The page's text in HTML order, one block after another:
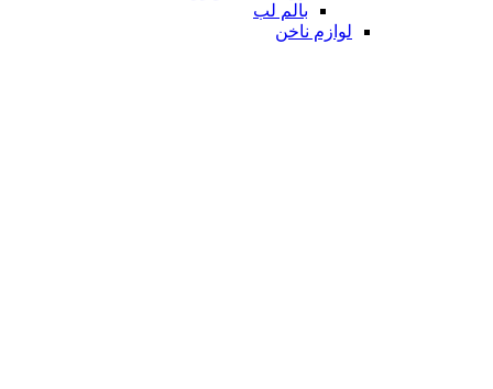
بالم لب
لوازم ناخن